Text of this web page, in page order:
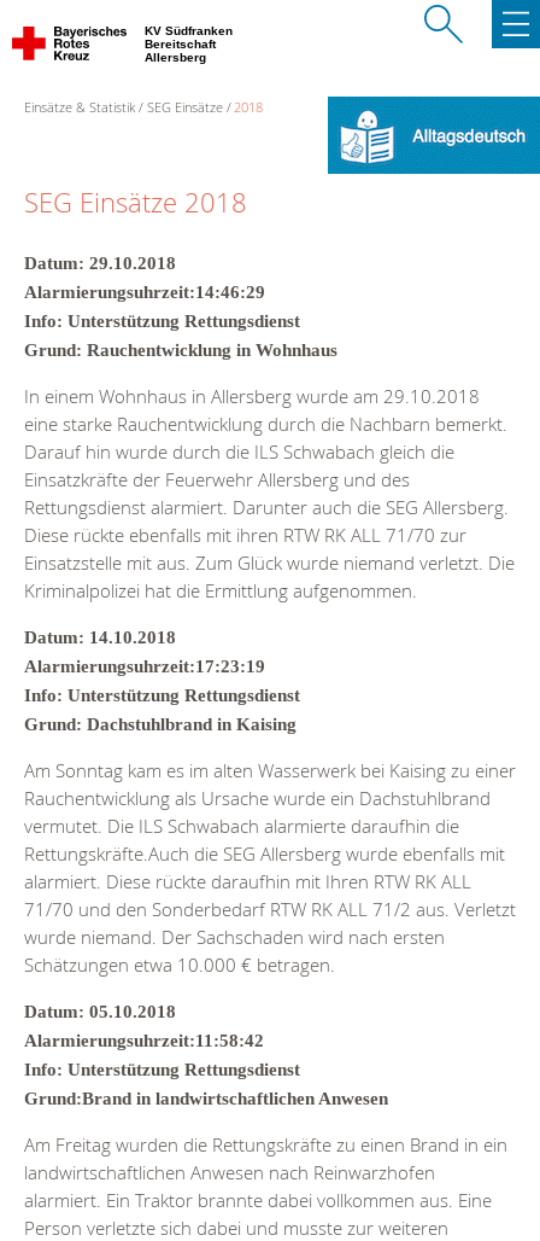
KV Südfranken
Bereitschaft
Allersberg
Einsätze & Statistik SEG Einsätze 2018
SEG Einsätze 2018
Datum: 29.10.2018
Alarmierungsuhrzeit:14:46:29
Info: Unterstützung Rettungsdienst
Grund: Rauchentwicklung in Wohnhaus
In einem Wohnhaus in Allersberg wurde am 29.10.2018
eine starke Rauchentwicklung durch die Nachbarn bemerkt.
Darauf hin wurde durch die ILS Schwabach gleich die
Einsatzkräfte der Feuerwehr Allersberg und des
Rettungsdienst alarmiert. Darunter auch die SEG Allersberg.
Diese rückte ebenfalls mit ihren RTW RK ALL 71/70 zur
Einsatzstelle mit aus. Zum Glück wurde niemand verletzt. Die
Kriminalpolizei hat die Ermittlung aufgenommen.
Datum: 14.10.2018
Alarmierungsuhrzeit:17:23:19
Info: Unterstützung Rettungsdienst
Grund: Dachstuhlbrand in Kaising
Am Sonntag kam es im alten Wasserwerk bei Kaising zu einer
Rauchentwicklung als Ursache wurde ein Dachstuhlbrand
vermutet. Die ILS Schwabach alarmierte daraufhin die
Rettungskräfte.Auch die SEG Allersberg wurde ebenfalls mit
alarmiert. Diese rückte daraufhin mit Ihren RTW RK ALL
71/70 und den Sonderbedarf RTW RK ALL 71/2 aus. Verletzt
wurde niemand. Der Sachschaden wird nach ersten
Schätzungen etwa 10.000 € betragen.
Datum: 05.10.2018
Alarmierungsuhrzeit:11:58:42
Info: Unterstützung Rettungsdienst
Grund:Brand in landwirtschaftlichen Anwesen
Am Freitag wurden die Rettungskräfte zu einen Brand in ein
landwirtschaftlichen Anwesen nach Reinwarzhofen
alarmiert. Ein Traktor brannte dabei vollkommen aus. Eine
Person verletzte sich dabei und musste zur weiteren